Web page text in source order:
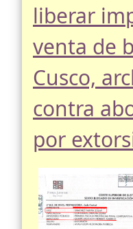
liberar
venta de
Cusco,
contra
por